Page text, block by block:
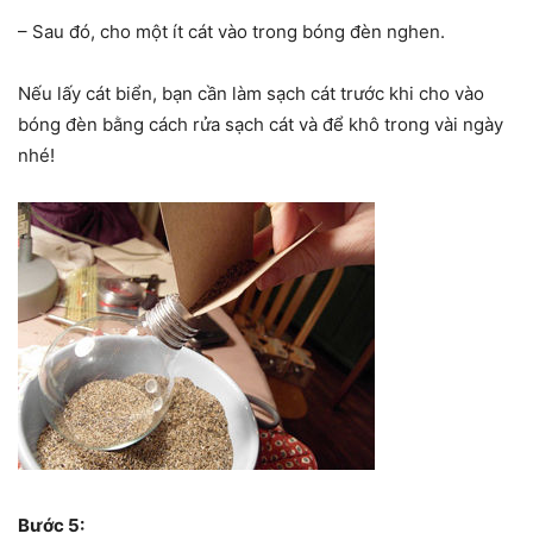
– Sau đó, cho một ít cát vào trong bóng đèn nghen.
Nếu lấy cát biển, bạn cần làm sạch cát trước khi cho vào
bóng đèn bằng cách rửa sạch cát và để khô trong vài ngày
nhé!
Bước 5: